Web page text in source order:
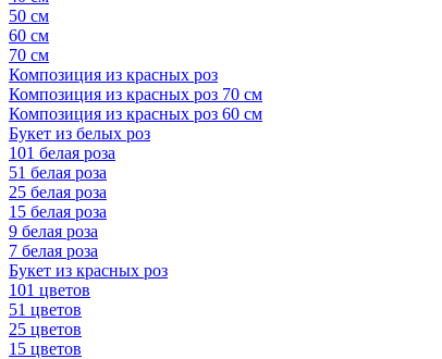
50 см
60 см
70 см
Композиция из красных роз
Композиция из красных роз 70 см
Композиция из красных роз 60 см
Букет из белых роз
101 белая роза
51 белая роза
25 белая роза
15 белая роза
9 белая роза
7 белая роза
Букет из красных роз
101 цветов
51 цветов
25 цветов
15 цветов